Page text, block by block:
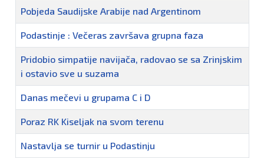
Pobjeda Saudijske Arabije nad Argentinom
Podastinje : Večeras završava grupna faza
Pridobio simpatije navijača, radovao se sa Zrinjskim
i ostavio sve u suzama
Danas mečevi u grupama C i D
Poraz RK Kiseljak na svom terenu
Nastavlja se turnir u Podastinju